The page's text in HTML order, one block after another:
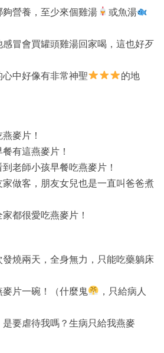
營養，至少來個雞湯
或魚湯
感冒會買罐頭雞湯回家喝，這也好歹
中好像有非常神聖
的地
麥片！
有這燕麥片！
老師小孩早餐吃燕麥片！
做客，朋友女兒也是一直叫爸爸煮
都很愛吃燕麥片！
燒兩天，全身無力，只能吃藥躺床
片一碗！（什麼鬼
，只給病人
要虐待我嗎？生病只給我燕麥